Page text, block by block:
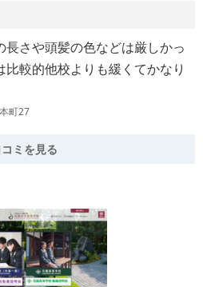
さや頭髪の色などは厳しかっ
較的他校よりも緩くてかなり
町27
ミを見る